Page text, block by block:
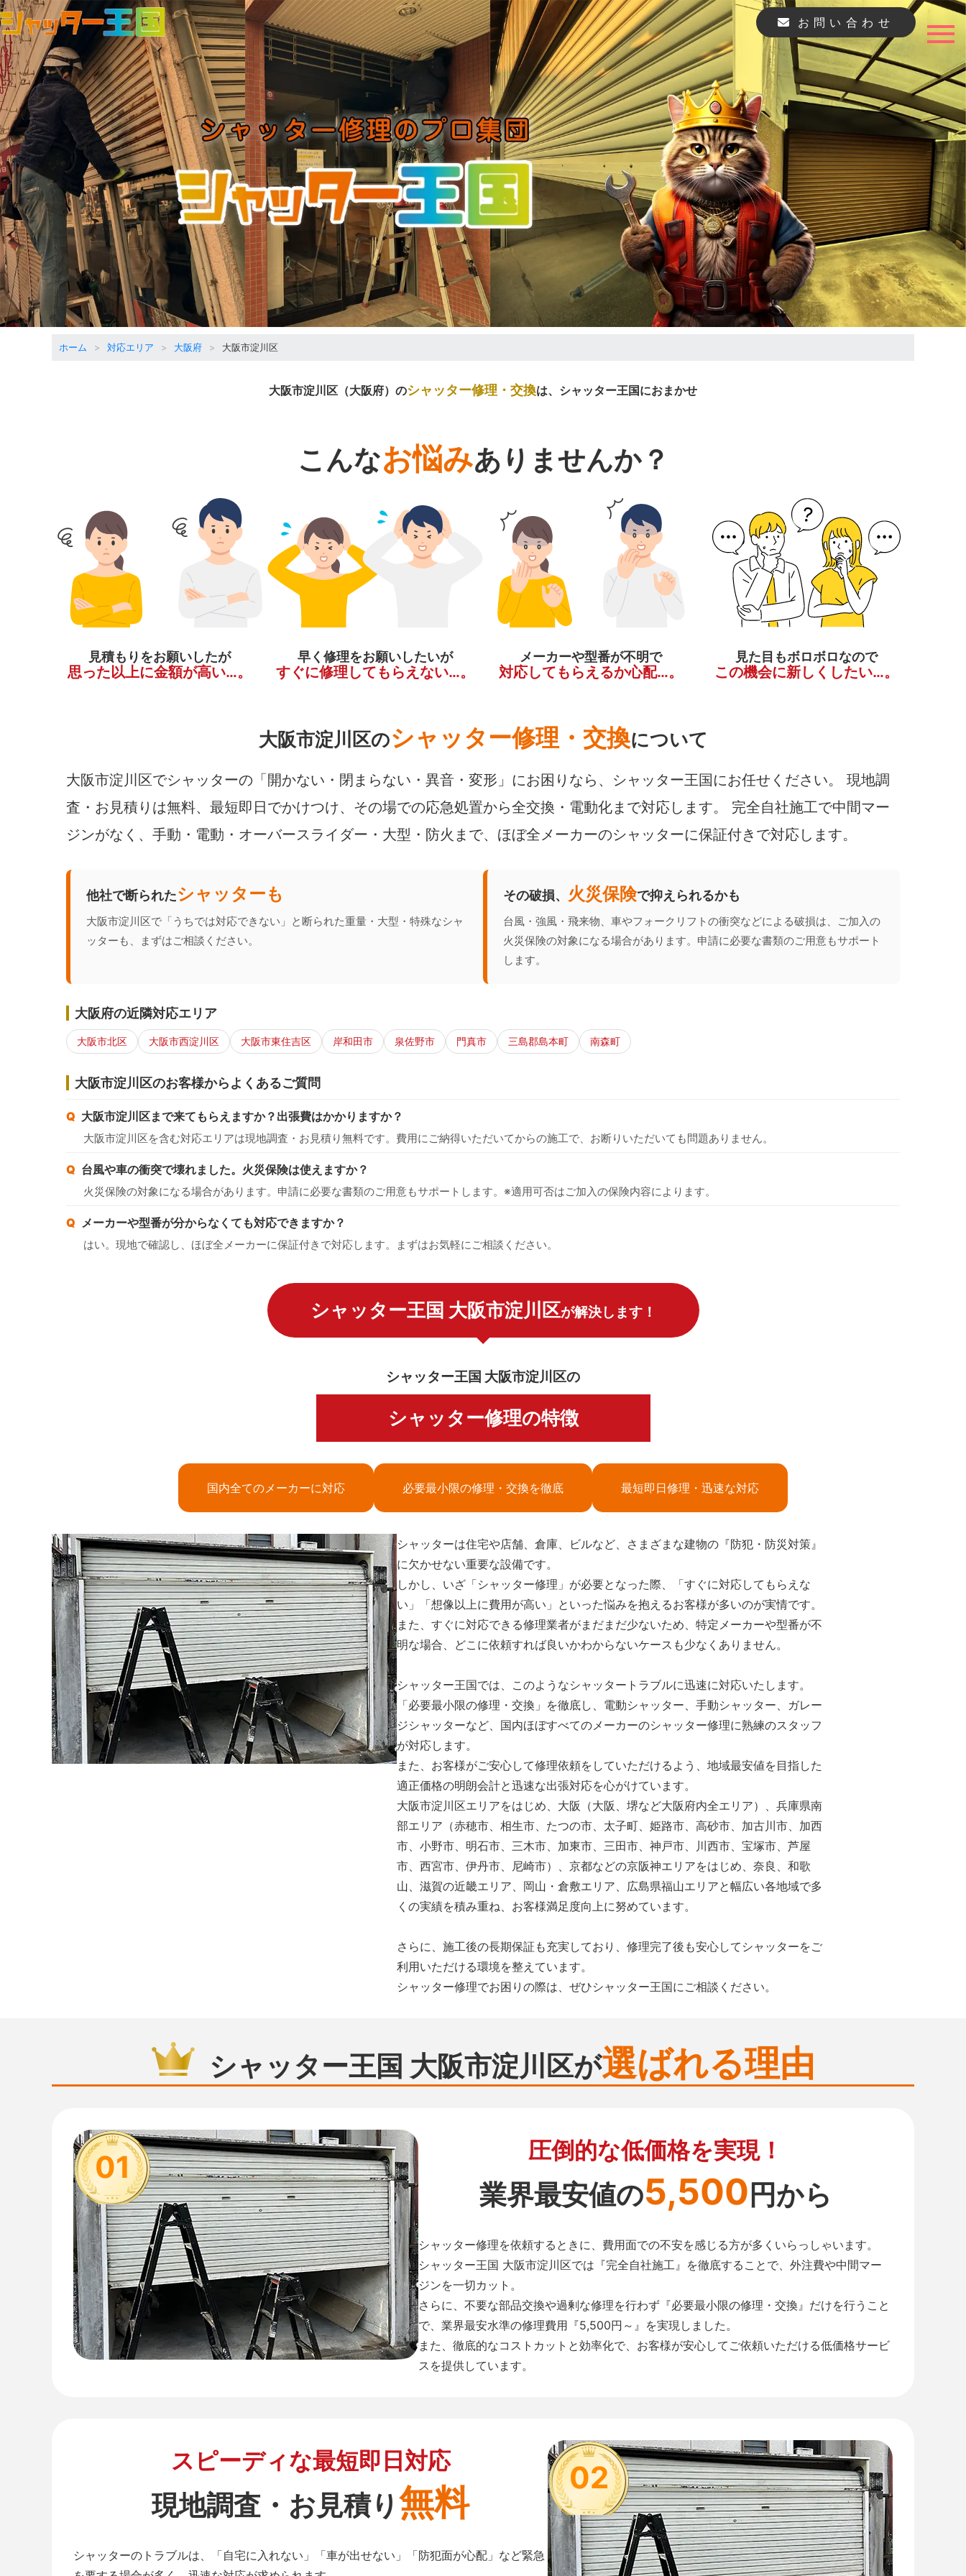
お問い合わせ
ホーム 対応エリア 大阪府 大阪市淀川区
大阪市淀川区（大阪府）のシャッター修理・交換は、シャッター王国におまかせ
こんなお悩みありませんか？
見積もりをお願いしたが
思った以上に金額が高い…。
早く修理をお願いしたいが
すぐに修理してもらえない…。
メーカーや型番が不明で
対応してもらえるか心配…。
見た目もボロボロなので
この機会に新しくしたい…。
大阪市淀川区のシャッター修理・交換について
大阪市淀川区でシャッターの「開かない・閉まらない・異音・変形」にお困りなら、シャッター王国にお任せください。 現地調
査・お見積りは無料、最短即日でかけつけ、その場での応急処置から全交換・電動化まで対応します。 完全自社施工で中間マー
ジンがなく、手動・電動・オーバースライダー・大型・防火まで、ほぼ全メーカーのシャッターに保証付きで対応します。
他社で断られたシャッターも
大阪市淀川区で「うちでは対応できない」と断られた重量・大型・特殊なシャ
ッターも、まずはご相談ください。
その破損、 火災保険で抑えられるかも
台風・強風・飛来物、車やフォークリフトの衝突などによる破損は、ご加入の
火災保険の対象になる場合があります。申請に必要な書類のご用意もサポート
します。
大阪府の近隣対応エリア
大阪市北区 大阪市西淀川区 大阪市東住吉区 岸和田市 泉佐野市 門真市 三島郡島本町 南森町
大阪市淀川区のお客様からよくあるご質問
大阪市淀川区まで来てもらえますか？出張費はかかりますか？
大阪市淀川区を含む対応エリアは現地調査・お見積り無料です。費用にご納得いただいてからの施工で、お断りいただいても問題ありません。
台風や車の衝突で壊れました。火災保険は使えますか？
火災保険の対象になる場合があります。申請に必要な書類のご用意もサポートします。※適用可否はご加入の保険内容によります。
メーカーや型番が分からなくても対応できますか？
はい。現地で確認し、ほぼ全メーカーに保証付きで対応します。まずはお気軽にご相談ください。
シャッター王国 大阪市淀川区が解決します！
シャッター王国 大阪市淀川区の
シャッター修理の特徴
国内全てのメーカーに対応 必要最小限の修理・交換を徹底 最短即日修理・迅速な対応
シャッターは住宅や店舗、倉庫、ビルなど、さまざまな建物の『防犯・防災対策』
に欠かせない重要な設備です。
しかし、いざ「シャッター修理」が必要となった際、「すぐに対応してもらえな
い」「想像以上に費用が高い」といった悩みを抱えるお客様が多いのが実情です。
また、すぐに対応できる修理業者がまだまだ少ないため、特定メーカーや型番が不
明な場合、どこに依頼すれば良いかわからないケースも少なくありません。
シャッター王国では、このようなシャッタートラブルに迅速に対応いたします。
「必要最小限の修理・交換」を徹底し、電動シャッター、手動シャッター、ガレー
ジシャッターなど、国内ほぼすべてのメーカーのシャッター修理に熟練のスタッフ
が対応します。
また、お客様がご安心して修理依頼をしていただけるよう、地域最安値を目指した
適正価格の明朗会計と迅速な出張対応を心がけています。
大阪市淀川区エリアをはじめ、大阪（大阪、堺など大阪府内全エリア）、兵庫県南
部エリア（赤穂市、相生市、たつの市、太子町、姫路市、高砂市、加古川市、加西
市、小野市、明石市、三木市、加東市、三田市、神戸市、川西市、宝塚市、芦屋
市、西宮市、伊丹市、尼崎市）、京都などの京阪神エリアをはじめ、奈良、和歌
山、滋賀の近畿エリア、岡山・倉敷エリア、広島県福山エリアと幅広い各地域で多
くの実績を積み重ね、お客様満足度向上に努めています。
さらに、施工後の長期保証も充実しており、修理完了後も安心してシャッターをご
利用いただける環境を整えています。
シャッター修理でお困りの際は、ぜひシャッター王国にご相談ください。
シャッター王国 大阪市淀川区が選ばれる理由
01 圧倒的な低価格を実現！
業界最安値の5,500円から
シャッター修理を依頼するときに、費用面での不安を感じる方が多くいらっしゃいます。
シャッター王国 大阪市淀川区では『完全自社施工』を徹底することで、外注費や中間マー
ジンを一切カット。
さらに、不要な部品交換や過剰な修理を行わず『必要最小限の修理・交換』だけを行うこと
で、業界最安水準の修理費用『5,500円～』を実現しました。
また、徹底的なコストカットと効率化で、お客様が安心してご依頼いただける低価格サービ
スを提供しています。
02
スピーディな最短即日対応
現地調査・お見積り無料
シャッターのトラブルは、「自宅に入れない」「車が出せない」「防犯面が心配」など緊急